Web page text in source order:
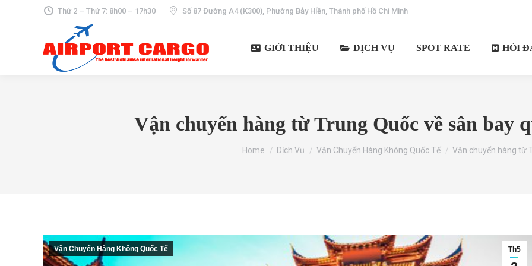
Thứ 2 – Thứ 7: 8h00 – 17h30 Số 87 Đường A4 (K300), Phường Bảy Hiền, Thành phố Hồ Chí Minh
GIỚI THIỆU DỊCH VỤ SPOT RATE HỎI
Vận chuyển hàng từ Trung Quốc về sân bay
You are here:
Home Dịch Vụ Vận Chuyển Hàng Không Quốc Tế Vận chuyển hàng từ
Th5
Vận Chuyển Hàng Không Quốc Tế